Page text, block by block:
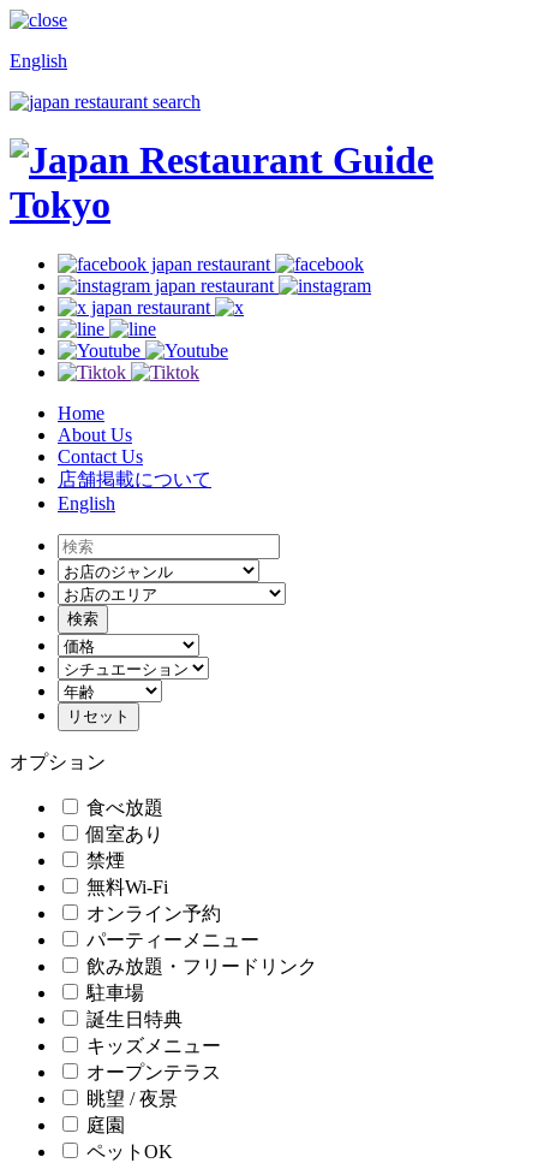
English
Home
About Us
Contact Us
店舗掲載について
English
オプション
食べ放題
個室あり
禁煙
無料Wi-Fi
オンライン予約
パーティーメニュー
飲み放題・フリードリンク
駐車場
誕生日特典
キッズメニュー
オープンテラス
眺望 / 夜景
庭園
ペットOK